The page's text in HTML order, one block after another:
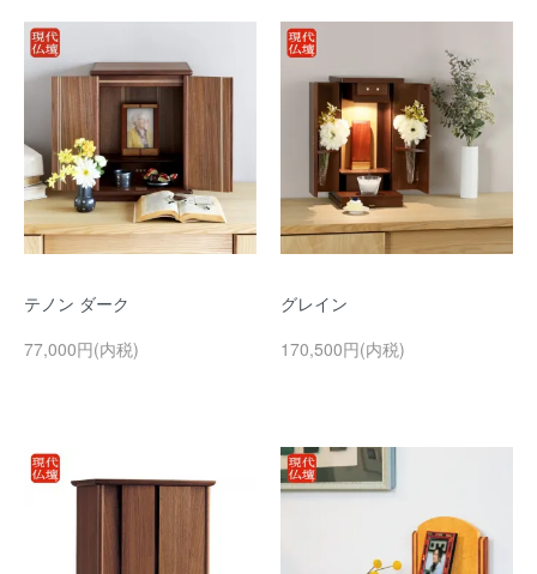
テノン ダーク
77,000円(内税)
グレイン
170,500円(内税)